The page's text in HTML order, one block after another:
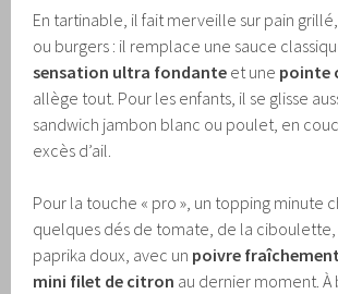
En tartinable, il fait merveille sur pain
ou burgers : il remplace une sauce
sensation ultra fondante et une pointe
allège tout. Pour les enfants, il se glisse
sandwich jambon blanc ou poulet, en
excès d’ail.
Pour la touche « pro », un topping minute
quelques dés de tomate, de la ciboulette,
paprika doux, avec un poivre
mini filet de citron au dernier moment. À